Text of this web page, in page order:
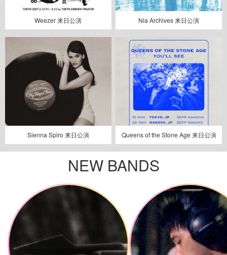
Weezer 来日公演 Nia Archives 来日公演
Sienna Spiro 来日公演 Queens of the Stone Age 来日公演
NEW BANDS